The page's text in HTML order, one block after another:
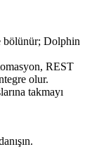
bölünür; Dolphin
REST
olur.
takmayı